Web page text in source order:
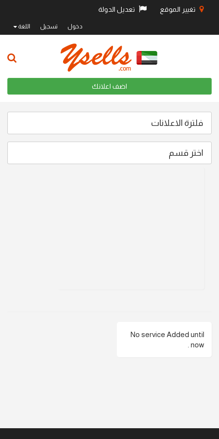
تغيير الموقع تعديل الدولة
دخول تسجيل اللغة
اضف اعلانك
فلترة الاعلانات
اختر قسم
No service Added until
now .